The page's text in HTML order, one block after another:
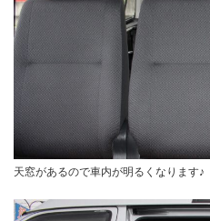
天窓があるので車内が明るくなります♪